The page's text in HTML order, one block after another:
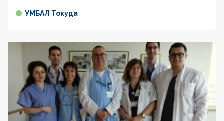
УМБАЛ Токуда